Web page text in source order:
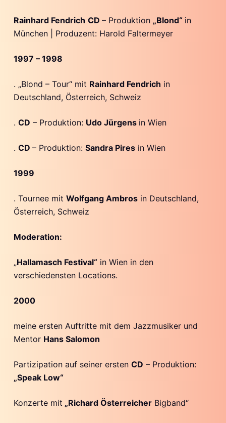
Rainhard Fendrich CD – Produktion „Blond“ in
München | Produzent: Harold Faltermeyer
1997 – 1998
. „Blond – Tour“ mit Rainhard Fendrich in
Deutschland, Österreich, Schweiz
. CD – Produktion: Udo Jürgens in Wien
. CD – Produktion: Sandra Piresin Wien
1999
. Tournee mit Wolfgang Ambrosin Deutschland,
Österreich, Schweiz
Moderation:
„Hallamasch Festival“in Wien in den
verschiedensten Locations.
2000
meine ersten Auftritte mit dem Jazzmusiker und
Mentor Hans Salomon
Partizipation auf seiner ersten CD – Produktion:
„Speak Low“
Konzerte mit „Richard ÖsterreicherBigband“